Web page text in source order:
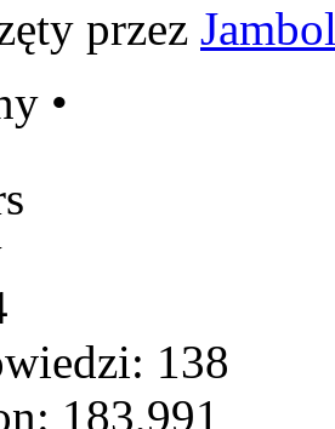
przez
•
138
183,991